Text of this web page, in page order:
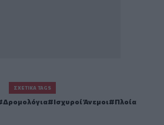
ΣΧΕΤΙΚΆ TAGS
Δρομολόγια Ισχυροί Άνεμοι Πλοία